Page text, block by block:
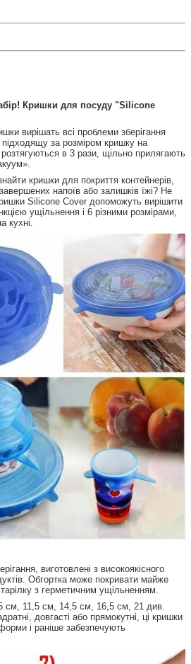
Кришки для посуду "Silicone
вирішать всі проблеми зберігання
підходящу за розміром кришку на
в 3 рази, щільно прилягають
кришки для покриття контейнерів,
напоїв або залишків їжі? Не
Silicone Cover допоможуть вирішити
ущільнення і 6 різними розмірами,
кухні.
виготовлені з високоякісного
Обгортка може покривати майже
з герметичним ущільненням.
см, 11,5 см, 14,5 см, 16,5 см, 21 див.
довгасті або прямокутні, ці кришки
і раніше забезпечують